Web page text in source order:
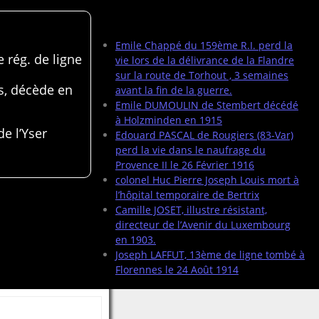
Emile Chappé du 159ème R.I. perd la
vie lors de la délivrance de la Flandre
sur la route de Torhout , 3 semaines
avant la fin de la guerre.
Emile DUMOULIN de Stembert décédé
à Holzminden en 1915
Edouard PASCAL de Rougiers (83-Var)
perd la vie dans le naufrage du
Provence II le 26 Février 1916
colonel Huc Pierre Joseph Louis mort à
l’hôpital temporaire de Bertrix
Camille JOSET, illustre résistant,
directeur de l’Avenir du Luxembourg
en 1903.
Joseph LAFFUT, 13ème de ligne tombé à
Florennes le 24 Août 1914
rég. de ligne
décède en
l’Yser